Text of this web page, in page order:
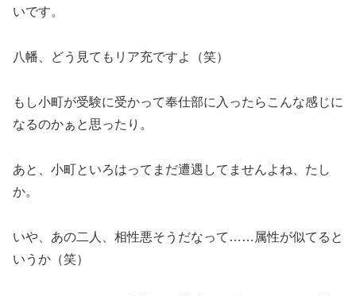
いです。
八幡、どう見てもリア充ですよ（笑）
もし小町が受験に受かって奉仕部に入ったらこんな感じに
なるのかぁと思ったり。
あと、小町といろはってまだ遭遇してませんよね、たし
か。
いや、あの二人、相性悪そうだなって……属性が似てると
いうか（笑）